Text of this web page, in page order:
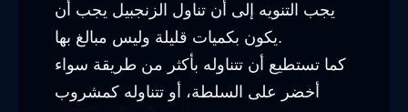
يجب التنويه إلى أن تناول الزنجبيل يجب أن
يكون بكميات قليلة وليس مبالغ بها.
كما تستطيع أن تتناوله بأكثر من طريقة سواء
أخضر على السلطة، أو تتناوله كمشروب